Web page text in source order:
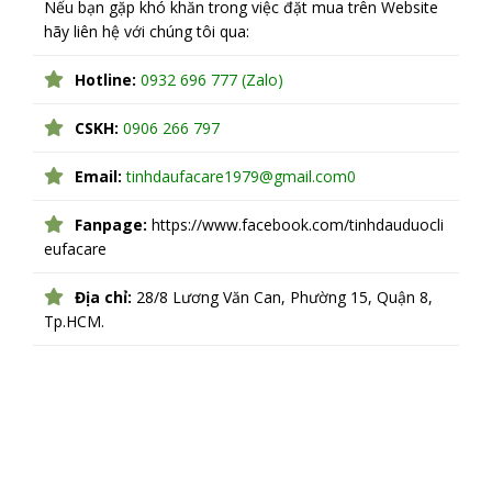
Nếu bạn gặp khó khăn trong việc đặt mua trên Website
hãy liên hệ với chúng tôi qua:
Hotline: 0932 696 777 (Zalo)
CSKH: 0906 266 797
Email: tinhdaufacare1979@gmail.com0
Fanpage: https://www.facebook.com/tinhdauduocli
eufacare
Địa chỉ: 28/8 Lương Văn Can, Phường 15, Quận 8,
Tp.HCM.